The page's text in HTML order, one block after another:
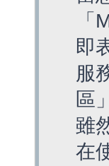
即
服
區
雖
在